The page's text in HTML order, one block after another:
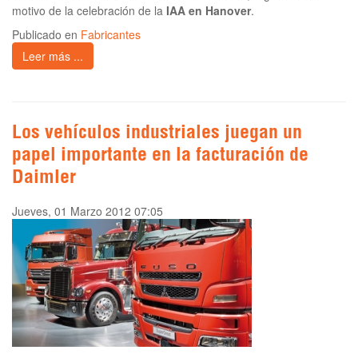
motivo de la celebración de la IAA en Hanover.
Publicado en Fabricantes
Leer más ...
Los vehículos industriales juegan un
papel importante en la facturación de
Daimler
Jueves, 01 Marzo 2012 07:05